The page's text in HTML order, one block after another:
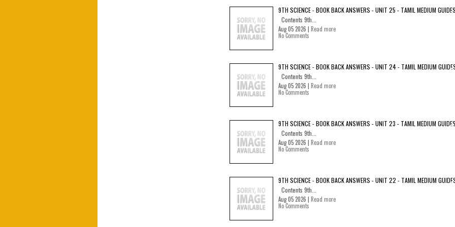
9TH SCIENCE - BOOK BACK ANSWERS - UNIT 25 - TAMIL MEDIUM GUIDES
Contents 9th...
Aug 05 2026 | Read more
No Comments
9TH SCIENCE - BOOK BACK ANSWERS - UNIT 24 - TAMIL MEDIUM
Contents 9th...
Aug 05 2026 | Read more
No Comments
9TH SCIENCE - BOOK BACK ANSWERS - UNIT 23 - TAMIL MEDIUM GUIDES
Contents 9th...
Aug 05 2026 | Read more
No Comments
9TH SCIENCE - BOOK BACK ANSWERS - UNIT 22 - TAMIL MEDIUM
Contents 9th...
Aug 05 2026 | Read more
No Comments